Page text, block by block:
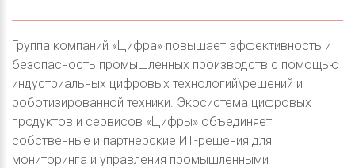
Группа компаний «Цифра» повышает эффективность и
безопасность промышленных производств с помощью
индустриальных цифровых технологий\решений и
роботизированной техники. Экосистема цифровых
продуктов и сервисов «Цифры» объединяет
собственные и партнерские ИТ-решения для
мониторинга и управления промышленными